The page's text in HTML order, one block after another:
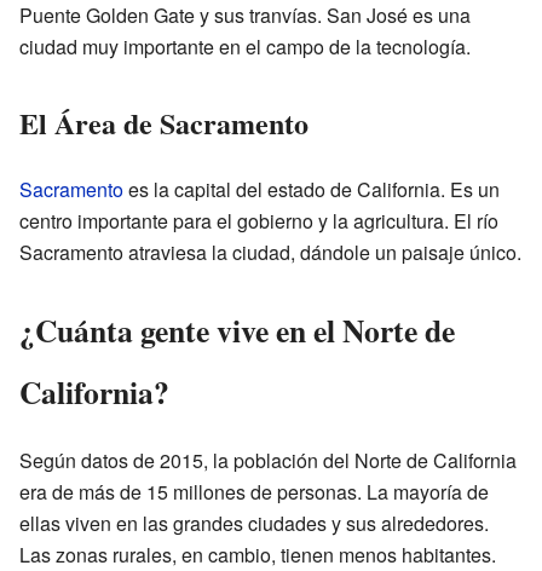
Puente Golden Gate y sus tranvías. San José es una
ciudad muy importante en el campo de la tecnología.
El Área de Sacramento
Sacramentoes la capital del estado de California. Es un
centro importante para el gobierno y la agricultura. El río
Sacramento atraviesa la ciudad, dándole un paisaje único.
¿Cuánta gente vive en el Norte de
California?
Según datos de 2015, la población del Norte de California
era de más de 15 millones de personas. La mayoría de
ellas viven en las grandes ciudades y sus alrededores.
Las zonas rurales, en cambio, tienen menos habitantes.